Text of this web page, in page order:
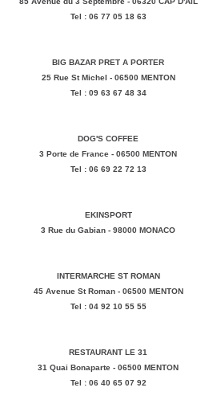
Tel : 06 77 05 18 63
BIG BAZAR PRET A PORTER
25 Rue St Michel - 06500 MENTON
Tel : 09 63 67 48 34
DOG'S COFFEE
3 Porte de France - 06500 MENTON
Tel : 06 69 22 72 13
EKINSPORT
3 Rue du Gabian - 98000 MONACO
INTERMARCHE ST ROMAN
45 Avenue St Roman - 06500 MENTON
Tel : 04 92 10 55 55
RESTAURANT LE 31
31 Quai Bonaparte - 06500 MENTON
Tel : 06 40 65 07 92